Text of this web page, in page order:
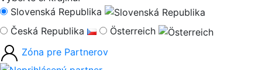
Slovenská Republika
Česká Republika
Österreich
Zóna pre Partnerov